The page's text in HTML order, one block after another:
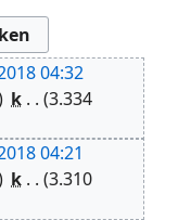
04:32
k
3.334
04:21
k
3.310